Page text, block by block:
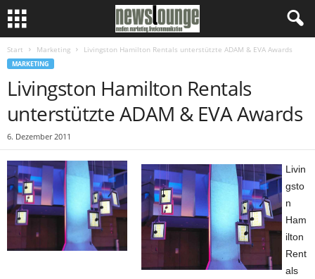
Start Marketing Livingston Hamilton Rentals unterstützte ADAM & EVA Awards
MARKETING
Livingston Hamilton Rentals
unterstützte ADAM & EVA Awards
6. Dezember 2011
Livin
gsto
n
Ham
ilton
Rent
als